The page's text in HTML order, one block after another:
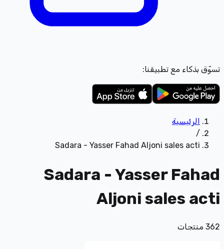
تسوّق بذكاء مع تطبيقنا:
الرئيسية
/
Sadara - Yasser Fahad Aljoni sales acti
Sadara - Yasser Fahad
Aljoni sales acti
362 منتجات